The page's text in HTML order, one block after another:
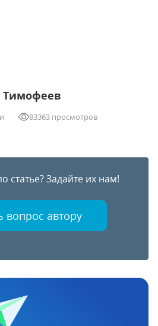
Тимофеев
83363 просмотров
статье? Задайте их нам!
вопрос автору